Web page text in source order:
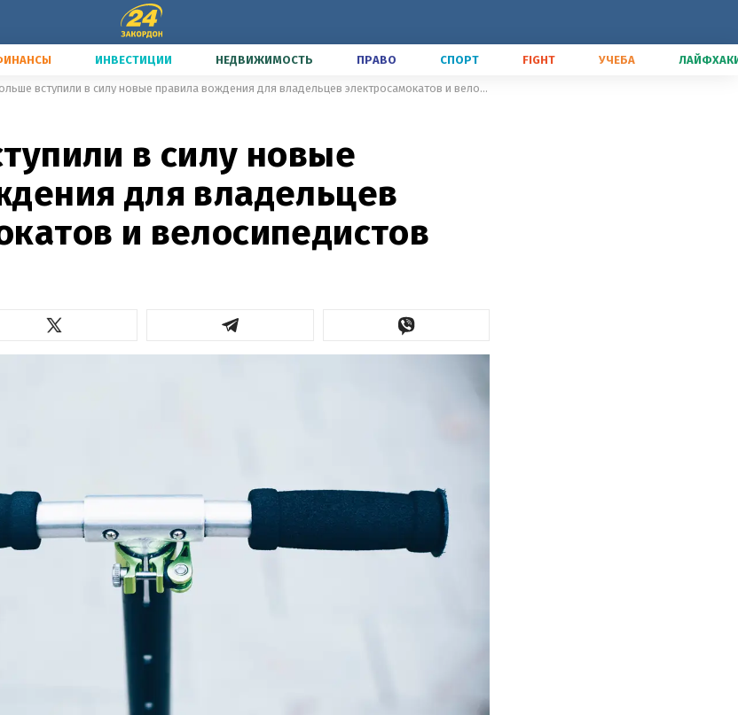
ИНВЕСТИЦИИ НЕДВИЖИМОСТЬ ПРАВО СПОРТ FIGHT УЧЕБА
В Польше вступили в силу новые правила вождения для владельцев электросамокатов и велосипедистов
в силу новые
для владельцев
и велосипедистов